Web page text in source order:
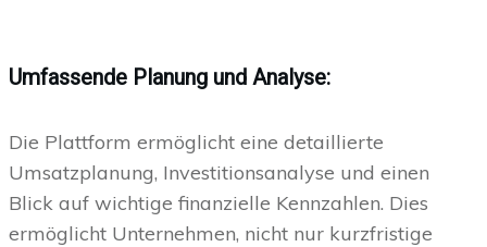
Umfassende Planung und Analyse:
Die Plattform ermöglicht eine detaillierte
Umsatzplanung, Investitionsanalyse und einen
Blick auf wichtige finanzielle Kennzahlen. Dies
ermöglicht Unternehmen, nicht nur kurzfristige